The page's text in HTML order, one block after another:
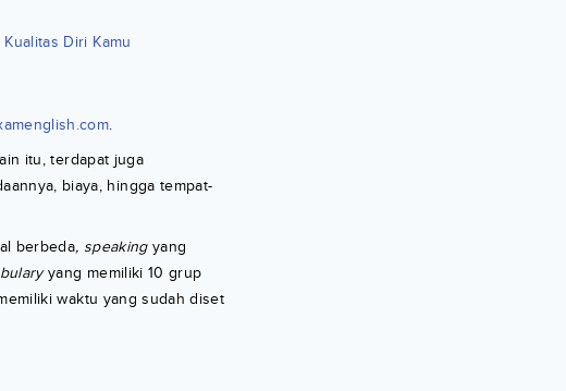
Diri Kamu
.
itu, terdapat juga
biaya, hingga tempat-
berbeda, speakingyang
yang memiliki 10 grup
waktu yang sudah diset